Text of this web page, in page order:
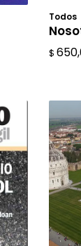
Todos
$